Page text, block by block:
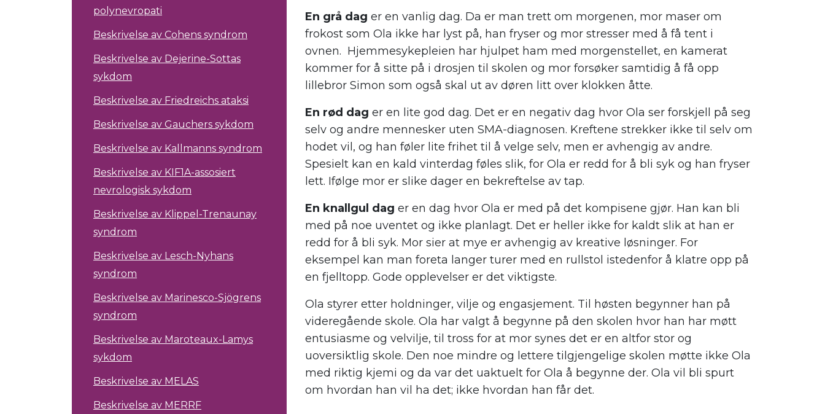
polynevropati
Beskrivelse av Cohens syndrom
Beskrivelse av Dejerine-Sottas
sykdom
Beskrivelse av Friedreichs ataksi
Beskrivelse av Gauchers sykdom
Beskrivelse av Kallmanns syndrom
Beskrivelse av KIF1A-assosiert
nevrologisk sykdom
Beskrivelse av Klippel-Trenaunay
syndrom
Beskrivelse av Lesch-Nyhans
syndrom
Beskrivelse av Marinesco-Sjögrens
syndrom
Beskrivelse av Maroteaux-Lamys
sykdom
Beskrivelse av MELAS
Beskrivelse av MERRF
En grå dag er en vanlig dag. Da er man trett om morgenen, mor maser om
frokost som Ola ikke har lyst på, han fryser og mor stresser med å få tent i
ovnen. Hjemmesykepleien har hjulpet ham med morgenstellet, en kamerat
kommer for å sitte på i drosjen til skolen og mor forsøker samtidig å få opp
lillebror Simon som også skal ut av døren litt over klokken åtte.
En rød dag er en lite god dag. Det er en negativ dag hvor Ola ser forskjell på seg
selv og andre mennesker uten SMA-diagnosen. Kreftene strekker ikke til selv om
hodet vil, og han føler lite frihet til å velge selv, men er avhengig av andre.
Spesielt kan en kald vinterdag føles slik, for Ola er redd for å bli syk og han fryser
lett. Ifølge mor er slike dager en bekreftelse av tap.
En knallgul dag er en dag hvor Ola er med på det kompisene gjør. Han kan bli
med på noe uventet og ikke planlagt. Det er heller ikke for kaldt slik at han er
redd for å bli syk. Mor sier at mye er avhengig av kreative løsninger. For
eksempel kan man foreta langer turer med en rullstol istedenfor å klatre opp på
en fjelltopp. Gode opplevelser er det viktigste.
Ola styrer etter holdninger, vilje og engasjement. Til høsten begynner han på
videregående skole. Ola har valgt å begynne på den skolen hvor han har møtt
entusiasme og velvilje, til tross for at mor synes det er en altfor stor og
uoversiktlig skole. Den noe mindre og lettere tilgjengelige skolen møtte ikke Ola
med riktig kjemi og da var det uaktuelt for Ola å begynne der. Ola vil bli spurt
om hvordan han vil ha det; ikke hvordan han får det.